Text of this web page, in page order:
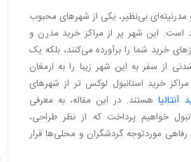
مدرنیته‌ای بی‌نظیر، یکی از شهرهای محبوب
این شهر پر از مراکز خرید مدرن و
خرید شما را برآورده می‌کنند، بلکه یک
از سفر به این شهر زیبا را به ارمغان
خرید استانبول لوکس تر از شهرهای
آنتالیا هستند. در این مقاله، به معرفی
خواهیم پرداخت که از نظر طراحی،
موردتوجه گردشگران و محلی‌ها قرار